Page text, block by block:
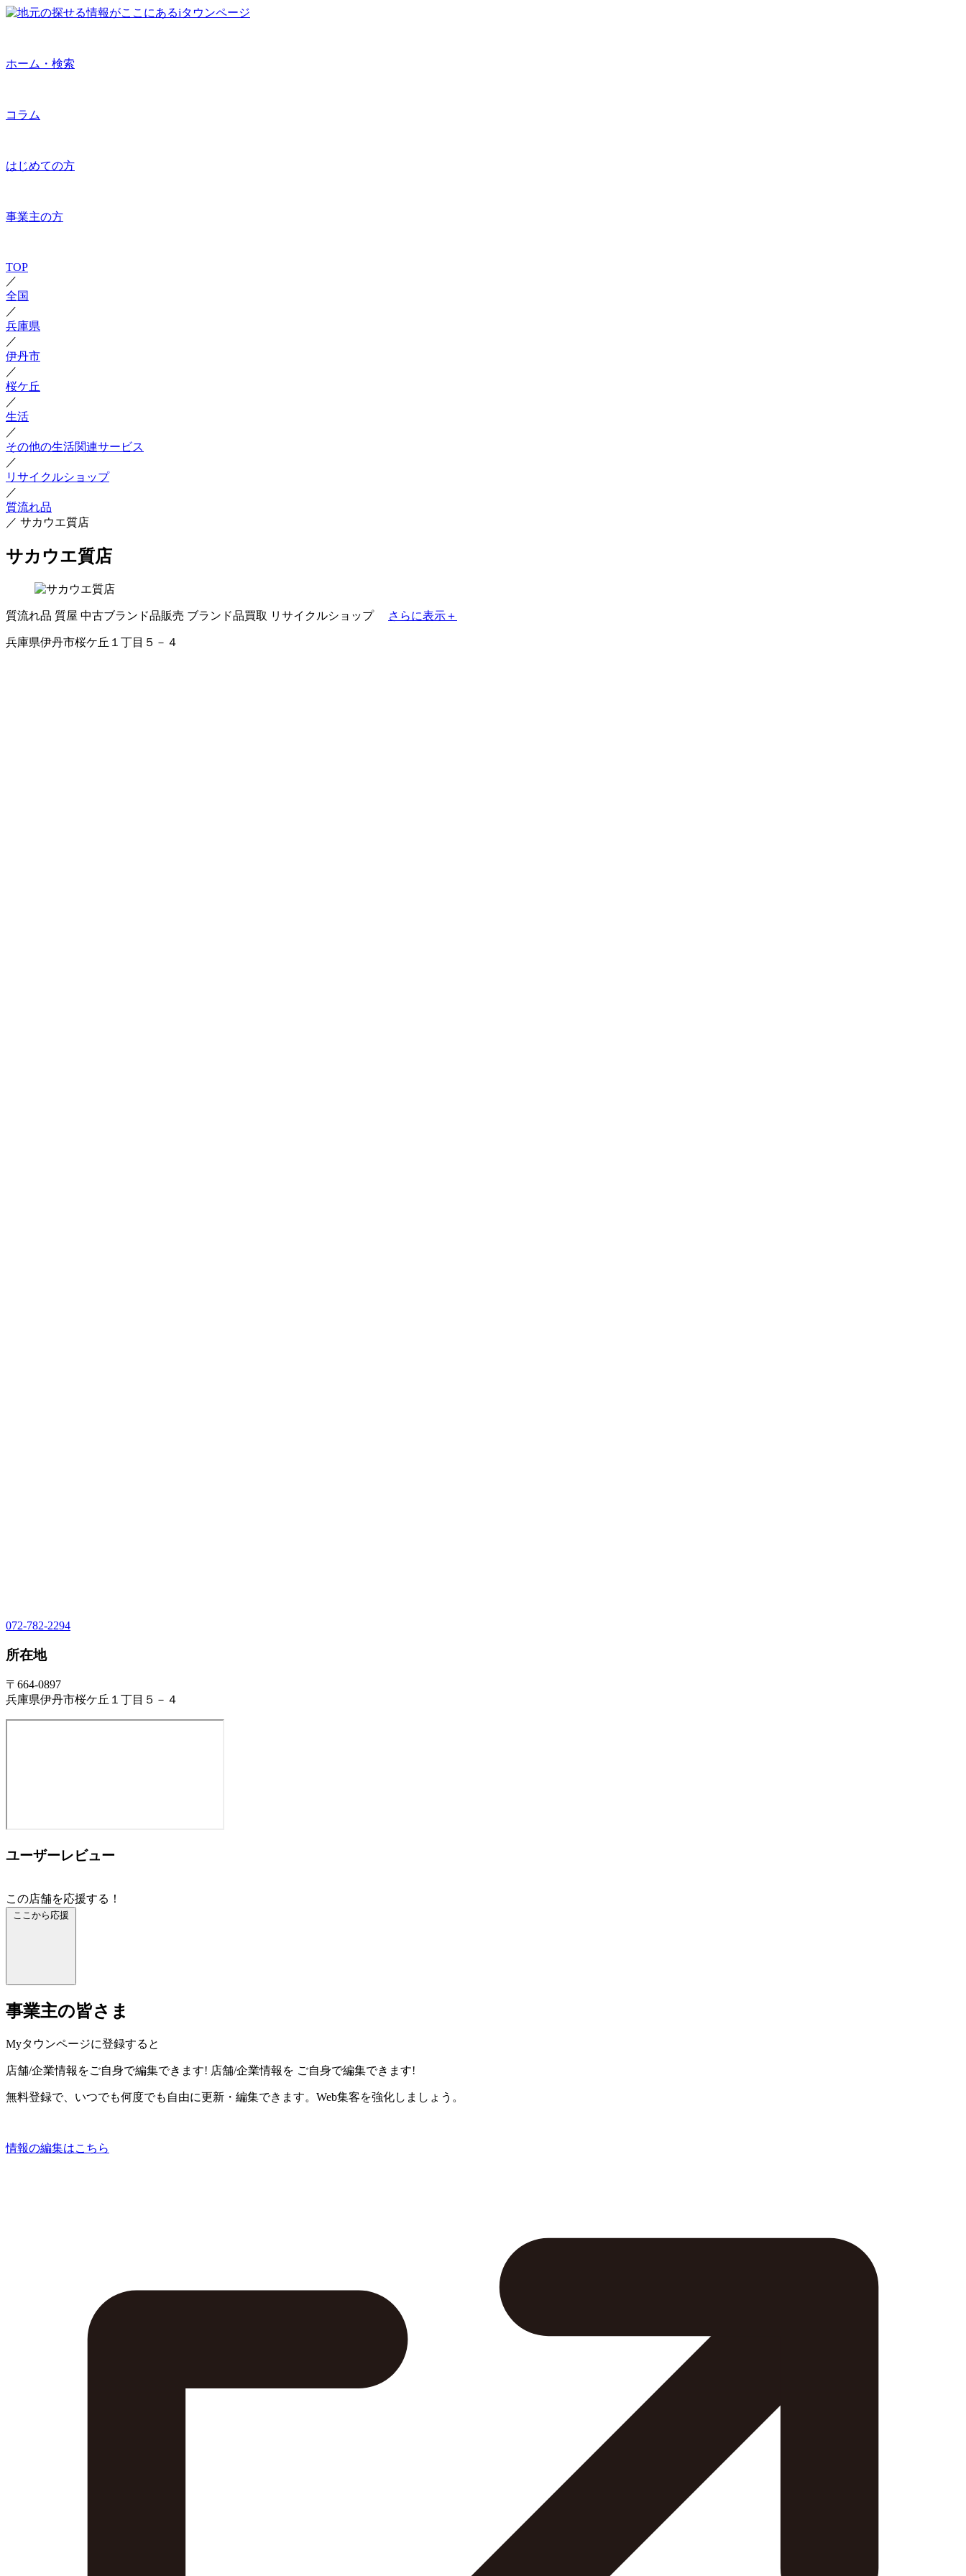
ホーム・検索
コラム
はじめての方
事業主の方
TOP
／
全国
／
兵庫県
／
伊丹市
／
桜ケ丘
／
生活
／
その他の生活関連サービス
／
リサイクルショップ
／
質流れ品
／ サカウエ質店
サカウエ質店
質流れ品 質屋 中古ブランド品販売 ブランド品買取 リサイクルショップ さらに表示＋
兵庫県伊丹市桜ケ丘１丁目５－４
072-782-2294
所在地
〒664-0897
兵庫県伊丹市桜ケ丘１丁目５－４
ユーザーレビュー
この店舗を応援する！
ここから応援
事業主の皆さま
Myタウンページに登録すると
店舗/企業情報をご自身で編集できます! 店舗/企業情報を ご自身で編集できます!
無料登録で、いつでも何度でも自由に更新・編集できます。Web集客を強化しましょう。
情報の編集はこちら